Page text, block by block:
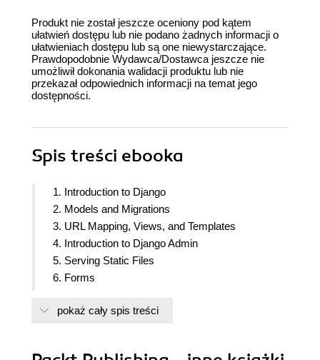
Produkt nie został jeszcze oceniony pod kątem
ułatwień dostępu lub nie podano żadnych informacji o
ułatwieniach dostępu lub są one niewystarczające.
Prawdopodobnie Wydawca/Dostawca jeszcze nie
umożliwił dokonania walidacji produktu lub nie
przekazał odpowiednich informacji na temat jego
dostępności.
Spis treści ebooka
1. Introduction to Django
2. Models and Migrations
3. URL Mapping, Views, and Templates
4. Introduction to Django Admin
5. Serving Static Files
6. Forms
8. Media Serving and File Uploads
pokaż cały spis treści